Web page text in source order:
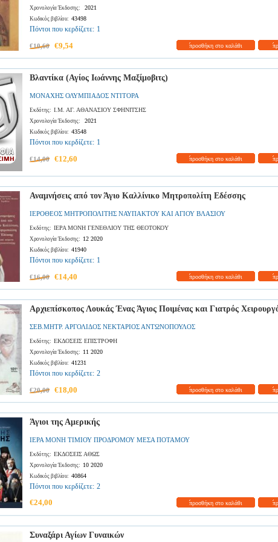
Χρονολογία Έκδοσης: 2021
Κωδικός βιβλίου: 43498
Πόντοι που κερδίζετε: 1
€10,60 €9,54 προσθήκη στο καλάθι
Βλαντίκα (Αγίος Ιωάννης Μαξίμοβιτς)
ΜΟΝΑΧΗΣ ΟΛΥΜΠΙΑΔΟΣ ΝΤΙΤΟΡΑ
Εκδότης: Ι.Μ. ΑΓ. ΑΘΑΝΑΣΙΟΥ ΣΦΗΝΙΤΣΗΣ
Χρονολογία Έκδοσης: 2021
Κωδικός βιβλίου: 43548
Πόντοι που κερδίζετε: 1
€14,00 €12,60 προσθήκη στο καλάθι
Αναμνήσεις από τον Άγιο Καλλίνικο Μητροπολίτη Εδέσσης
ΙΕΡΟΘΕΟΣ ΜΗΤΡΟΠΟΛΙΤΗΣ ΝΑΥΠΑΚΤΟΥ ΚΑΙ ΑΓΙΟΥ ΒΛΑΣΙΟΥ
Εκδότης: ΙΕΡΑ ΜΟΝΗ ΓΕΝΕΘΛΙΟΥ ΤΗΣ ΘΕΟΤΟΚΟΥ
Χρονολογία Έκδοσης: 12 2020
Κωδικός βιβλίου: 41940
Πόντοι που κερδίζετε: 1
€16,00 €14,40 προσθήκη στο καλάθι
Αρχιεπίσκοπος Λουκάς Ένας Άγιος Ποιμένας και Γιατρός
ΣΕΒ.ΜΗΤΡ. ΑΡΓΟΛΙΔΟΣ ΝΕΚΤΑΡΙΟΣ ΑΝΤΩΝΟΠΟΥΛΟΣ
Εκδότης: ΕΚΔΟΣΕΙΣ ΕΠΙΣΤΡΟΦΗ
Χρονολογία Έκδοσης: 11 2020
Κωδικός βιβλίου: 41231
Πόντοι που κερδίζετε: 2
€20,00 €18,00 προσθήκη στο καλάθι
Άγιοι της Αμερικής
ΙΕΡΑ ΜΟΝΗ ΤΙΜΙΟΥ ΠΡΟΔΡΟΜΟΥ ΜΕΣΑ ΠΟΤΑΜΟΥ
Εκδότης: ΕΚΔΟΣΕΙΣ ΑΘΩΣ
Χρονολογία Έκδοσης: 10 2020
Κωδικός βιβλίου: 40864
Πόντοι που κερδίζετε: 2
€24,00 προσθήκη στο καλάθι
Συναξάρι Αγίων Γυναικών